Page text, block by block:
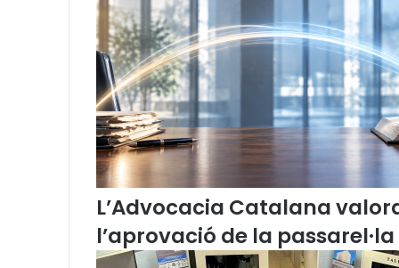
i
"
l
l
e
i
d
r
a
c
o
i
a
L’Advocacia Catalana
l’aprovació de la passarel·la